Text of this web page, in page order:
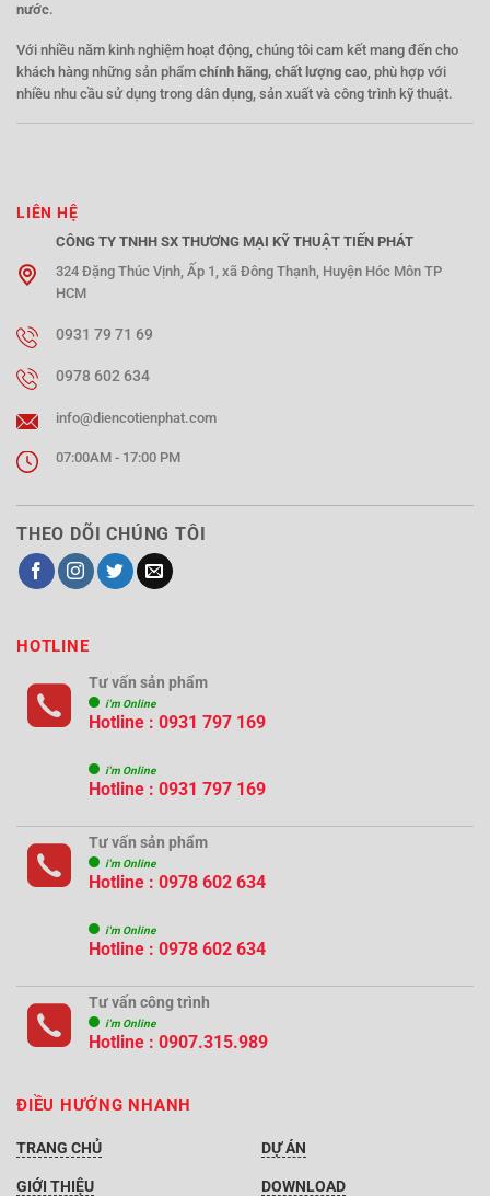
nước.
Với nhiều năm kinh nghiệm hoạt động, chúng tôi cam kết mang đến cho
khách hàng những sản phẩm chính hãng, chất lượng cao , phù hợp với
nhiều nhu cầu sử dụng trong dân dụng, sản xuất và công trình kỹ thuật.
LIÊN HỆ
CÔNG TY TNHH SX THƯƠNG MẠI KỸ THUẬT TIẾN PHÁT
324 Đặng Thúc Vịnh, Ấp 1, xã Đông Thạnh, Huyện Hóc Môn TP
HCM
0931 79 71 69
0978 602 634
info@diencotienphat.com
07:00AM - 17:00 PM
THEO DÕI CHÚNG TÔI
HOTLINE
Tư vấn sản phẩm
i'm Online
Hotline : 0931 797 169
i'm Online
Hotline : 0931 797 169
Tư vấn sản phẩm
i'm Online
Hotline : 0978 602 634
i'm Online
Hotline : 0978 602 634
Tư vấn công trình
i'm Online
Hotline : 0907.315.989
ĐIỀU HƯỚNG NHANH
TRANG CHỦ
GIỚI THIỆU
DỰ ÁN
DOWNLOAD